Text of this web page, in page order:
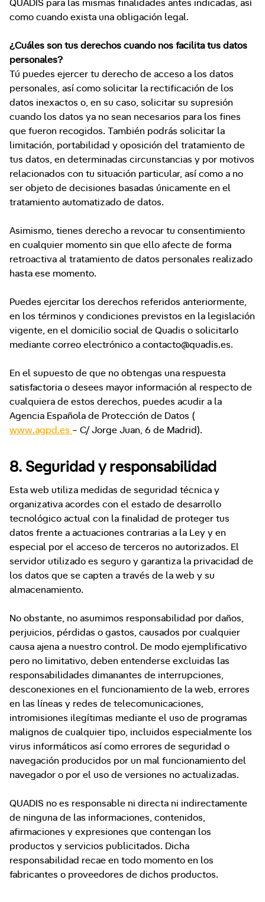
QUADIS para las mismas finalidades antes indicadas, así
como cuando exista una obligación legal.
¿Cuáles son tus derechos cuando nos facilita tus datos
personales?
Tú puedes ejercer tu derecho de acceso a los datos
personales, así como solicitar la rectificación de los
datos inexactos o, en su caso, solicitar su supresión
cuando los datos ya no sean necesarios para los fines
que fueron recogidos. También podrás solicitar la
limitación, portabilidad y oposición del tratamiento de
tus datos, en determinadas circunstancias y por motivos
relacionados con tu situación particular, así como a no
ser objeto de decisiones basadas únicamente en el
tratamiento automatizado de datos.
Asimismo, tienes derecho a revocar tu consentimiento
en cualquier momento sin que ello afecte de forma
retroactiva al tratamiento de datos personales realizado
hasta ese momento.
Puedes ejercitar los derechos referidos anteriormente,
en los términos y condiciones previstos en la legislación
vigente, en el domicilio social de Quadis o solicitarlo
mediante correo electrónico a contacto@quadis.es.
En el supuesto de que no obtengas una respuesta
satisfactoria o desees mayor información al respecto de
cualquiera de estos derechos, puedes acudir a la
Agencia Española de Protección de Datos (
www.agpd.es – C/ Jorge Juan, 6 de Madrid).
8. Seguridad y responsabilidad
Esta web utiliza medidas de seguridad técnica y
organizativa acordes con el estado de desarrollo
tecnológico actual con la finalidad de proteger tus
datos frente a actuaciones contrarias a la Ley y en
especial por el acceso de terceros no autorizados. El
servidor utilizado es seguro y garantiza la privacidad de
los datos que se capten a través de la web y su
almacenamiento.
No obstante, no asumimos responsabilidad por daños,
perjuicios, pérdidas o gastos, causados por cualquier
causa ajena a nuestro control. De modo ejemplificativo
pero no limitativo, deben entenderse excluidas las
responsabilidades dimanantes de interrupciones,
desconexiones en el funcionamiento de la web, errores
en las líneas y redes de telecomunicaciones,
intromisiones ilegítimas mediante el uso de programas
malignos de cualquier tipo, incluidos especialmente los
virus informáticos así como errores de seguridad o
navegación producidos por un mal funcionamiento del
navegador o por el uso de versiones no actualizadas.
QUADIS no es responsable ni directa ni indirectamente
de ninguna de las informaciones, contenidos,
afirmaciones y expresiones que contengan los
productos y servicios publicitados. Dicha
responsabilidad recae en todo momento en los
fabricantes o proveedores de dichos productos.